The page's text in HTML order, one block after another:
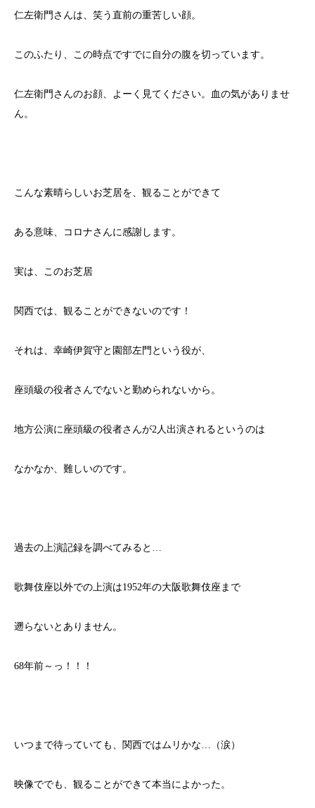
仁左衛門さんは、笑う直前の重苦しい顔。
このふたり、この時点ですでに自分の腹を切っています。
仁左衛門さんのお顔、よーく見てください。血の気がありませ
ん。
こんな素晴らしいお芝居を、観ることができて
ある意味、コロナさんに感謝します。
実は、このお芝居
関西では、観ることができないのです！
それは、幸崎伊賀守と園部左門という役が、
座頭級の役者さんでないと勤められないから。
地方公演に座頭級の役者さんが2人出演されるというのは
なかなか、難しいのです。
過去の上演記録を調べてみると…
歌舞伎座以外での上演は1952年の大阪歌舞伎座まで
遡らないとありません。
68年前～っ！！！
いつまで待っていても、関西ではムリかな…（涙）
映像ででも、観ることができて本当によかった。